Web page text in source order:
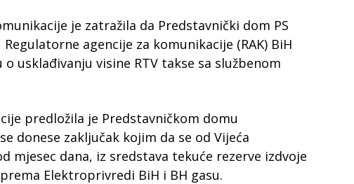
je zatražila da Predstavnički dom PS
agencije za komunikacije (RAK) BiH
usklađivanju visine RTV takse sa službenom
predložila je Predstavničkom domu
donese zaključak kojim da se od Vijeća
mjesec dana, iz sredstava tekuće rezerve izdvoje
Elektroprivredi BiH i BH gasu.